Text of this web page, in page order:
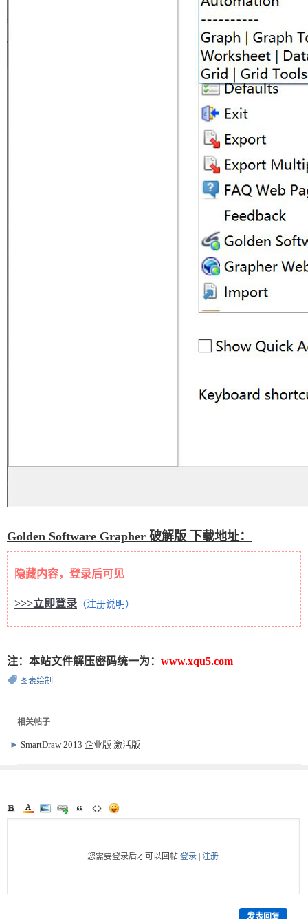
Golden Software Grapher 破解版 下载地址：
隐藏内容，登录后可见
>>>立即登录 （注册说明）
注：本站文件解压密码统一为： www.xqu5.com
图表绘制
相关帖子
►SmartDraw 2013 企业版 激活版
您需要登录后才可以回帖登录 |注册
发表回复